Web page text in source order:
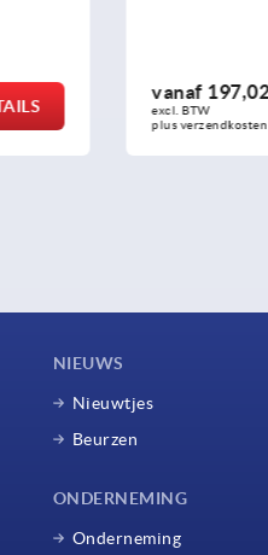
vanaf2,49 €
excl. BTW
plus verzendkosten
NIEUWS
Nieuwtjes
Beurzen
ONDERNEMING
Onderneming